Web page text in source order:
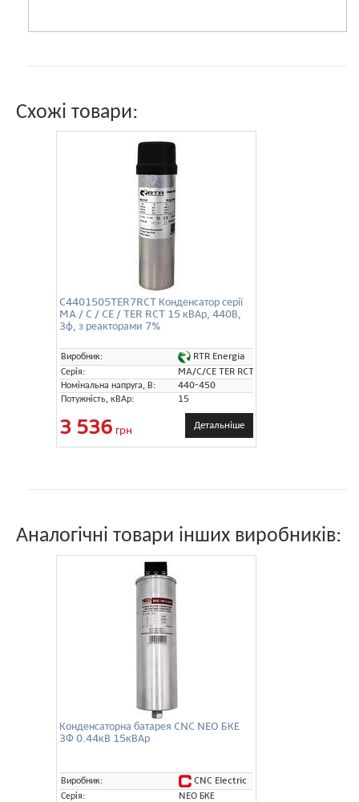
Схожі товари:
C4401505TER7RCT Конденсатор серії
MA / C / CE / TER RCT 15 кВАр, 440В,
3ф, з реакторами 7%
Виробник:
RTR Energia
Серія:
MA/C/CE TER RCT
Номінальна напруга, В:
440-450
Потужність, кВАр:
15
3 536 грн Детальніше
Аналогічні товари інших виробників:
Конденсаторна батарея CNC NEO БКЕ
3Ф 0.44кВ 15кВАр
Виробник:
CNC Electric
Серія:
NEO БКЕ